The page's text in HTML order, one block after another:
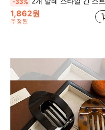
-33%
1,862원
추정된